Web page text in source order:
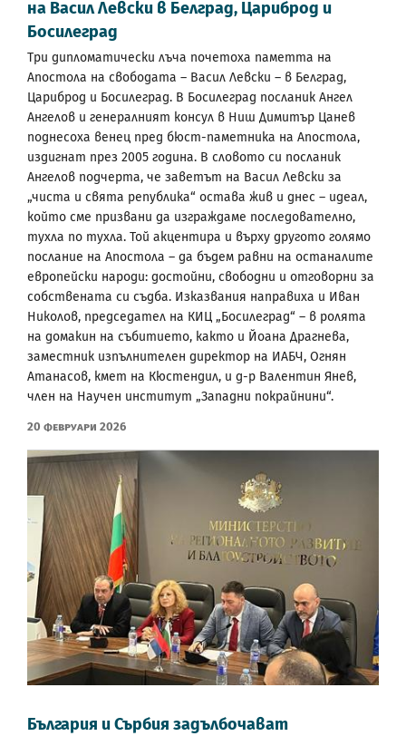
на Васил Левски в Белград, Цариброд и
Босилеград
Три дипломатически лъча почетоха паметта на
Апостола на свободата – Васил Левски – в Белград,
Цариброд и Босилеград. В Босилеград посланик Ангел
Ангелов и генералният консул в Ниш Димитър Цанев
поднесоха венец пред бюст-паметника на Апостола,
издигнат през 2005 година. В словото си посланик
Ангелов подчерта, че заветът на Васил Левски за
„чиста и свята република“ остава жив и днес – идеал,
който сме призвани да изграждаме последователно,
тухла по тухла. Той акцентира и върху другото голямо
послание на Апостола – да бъдем равни на останалите
европейски народи: достойни, свободни и отговорни за
собствената си съдба. Изказвания направиха и Иван
Николов, председател на КИЦ „Босилеград“ – в ролята
на домакин на събитието, както и Йоана Драгнева,
заместник изпълнителен директор на ИАБЧ, Огнян
Атанасов, кмет на Кюстендил, и д-р Валентин Янев,
член на Научен институт „Западни покрайнини“.
20 Февруари 2026
България и Сърбия задълбочават